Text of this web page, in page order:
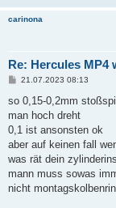
carinona
Re: Hercules
B
i
r
a
21.07.2023 08:13
so 0,15-0,2mm
man hoch dreht
0,1 ist ansonsten ok
aber auf keinen fall
was rät dein
mann muss sowas
nicht